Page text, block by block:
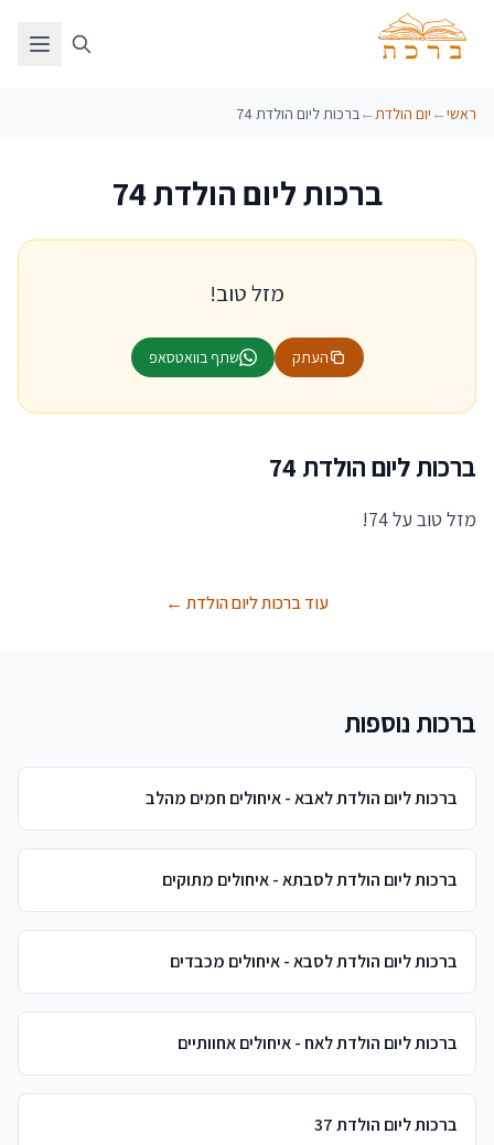
ראשי← יום הולדת←ברכות ליום הולדת 74
ברכות ליום הולדת 74
מזל טוב!
העתק שתף בוואטסאפ
ברכות ליום הולדת 74
מזל טוב על 74!
עוד ברכות ליום הולדת ←
ברכות נוספות
ברכות ליום הולדת לאבא - איחולים חמים מהלב
ברכות ליום הולדת לסבתא - איחולים מתוקים
ברכות ליום הולדת לסבא - איחולים מכבדים
ברכות ליום הולדת לאח - איחולים אחוותיים
ברכות ליום הולדת 37